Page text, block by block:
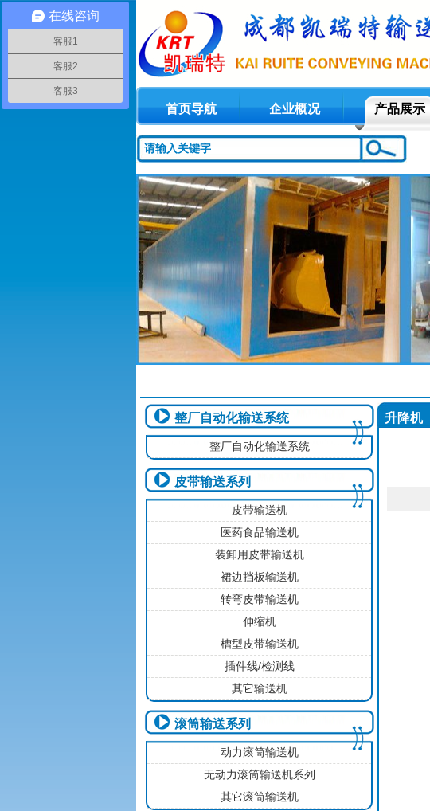
首页导航 企业概况 产品展示
7
整厂自动化输送系统
整厂自动化输送系统
皮带输送系列
皮带输送机
医药食品输送机
装卸用皮带输送机
裙边挡板输送机
转弯皮带输送机
伸缩机
槽型皮带输送机
插件线/检测线
其它输送机
滚筒输送系列
动力滚筒输送机
无动力滚筒输送机系列
其它滚筒输送机
升降机
在线咨询
客服1
客服2
客服3